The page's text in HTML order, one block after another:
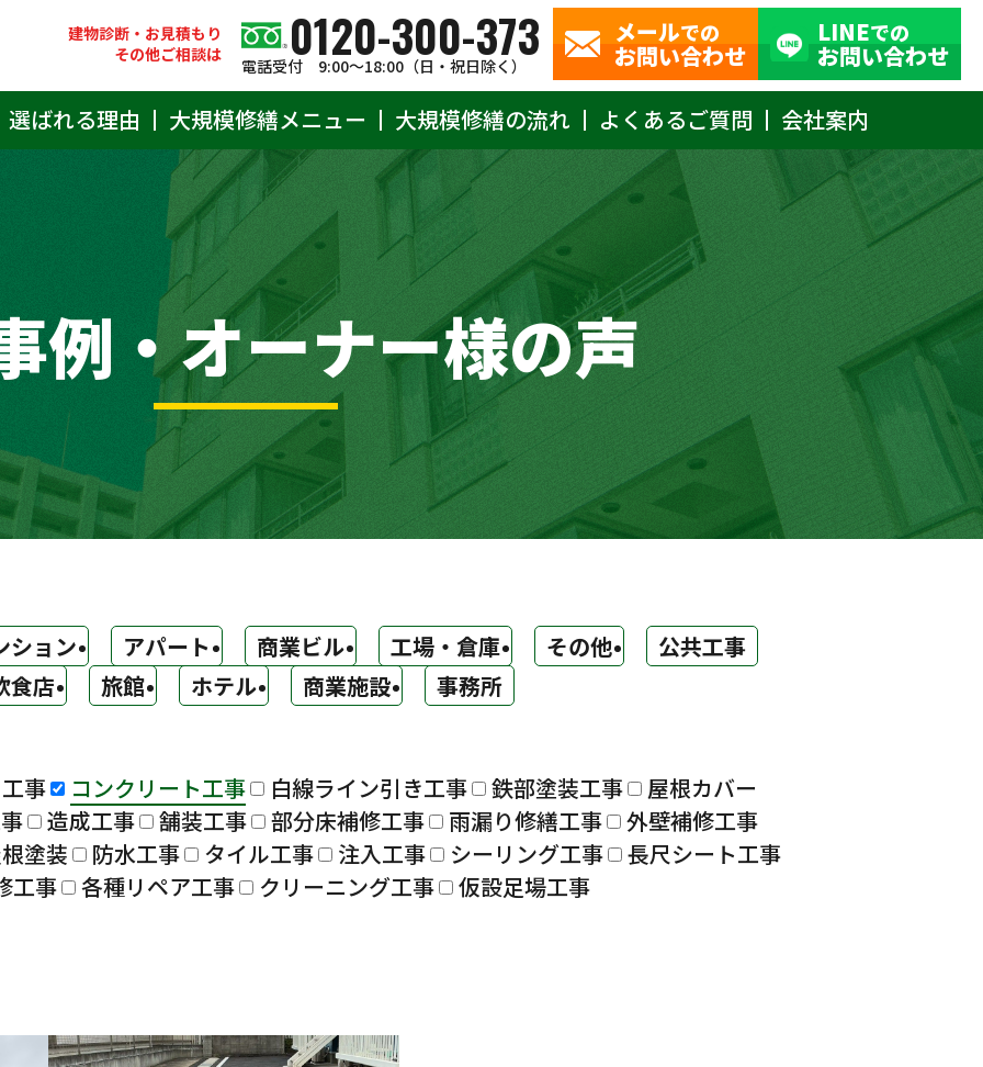
建物診断・お見積もり
その他ご相談は
0120-300-373
電話受付 9:00〜18:00（日・祝日除く）
メールでの
お問い合わせ
LINEでの
お問い合わせ
選ばれる理由
大規模修繕メニュー 大規模修繕の流れ よくあるご質問 会社案内
例・オーナー様の声
ション アパート 商業ビル 工場・倉庫 その他
公共工事
食店
旅館 ホテル 商業施設 事務所
事 コンクリート工事 白線ライン引き工事 鉄部塗装工事
屋根カバー
造成工事 舗装工事 部分床補修工事 雨漏り修繕工事
外壁補修工事
塗装
防水工事 タイル工事 注入工事 シーリング工事
長尺シート工事
工事
各種リペア工事 クリーニング工事 仮設足場工事